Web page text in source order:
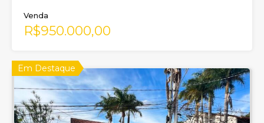
Venda
R$950.000,00
Em Destaque